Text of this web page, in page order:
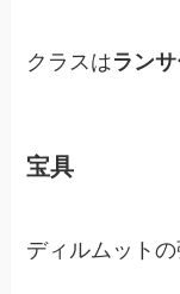
クラスはラン
宝具
ディルムット